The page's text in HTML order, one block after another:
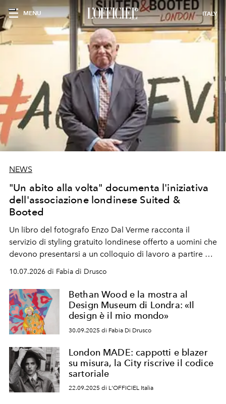
MENU ITALY
NEWS
"Un abito alla volta" documenta l'iniziativa
dell'associazione londinese Suited &
Booted
Un libro del fotografo Enzo Dal Verme racconta il
servizio di styling gratuito londinese offerto a uomini che
devono presentarsi a un colloquio di lavoro a partire da
una condizione di vulnerabilità. Un'iniziativa virtuosa che
10.07.2026 di Fabia di Drusco
Bethan Wood e la mostra al
Design Museum di Londra: «Il
design è il mio mondo»
30.09.2025 di Fabia Di Drusco
London MADE: cappotti e blazer
su misura, la City riscrive il codice
sartoriale
22.09.2025 di L'OFFICIEL Italia